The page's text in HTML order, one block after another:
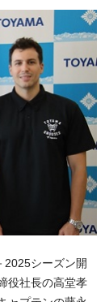
2025シーズン開
役社長の高堂孝